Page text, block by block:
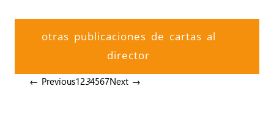
otras publicaciones de cartas al
director
← Previous1234567Next →